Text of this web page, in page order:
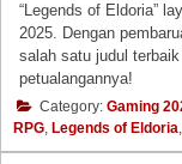
“Legends of Eldoria”
2025. Dengan
salah satu judul
petualangannya!
Category: Gaming
RPG, Legends of Eldoria,